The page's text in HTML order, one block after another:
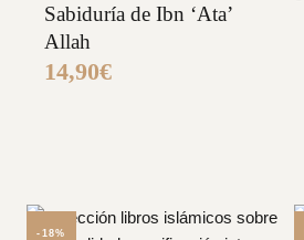
Sabiduría de Ibn ‘Ata’
Allah
14,90€
-18%